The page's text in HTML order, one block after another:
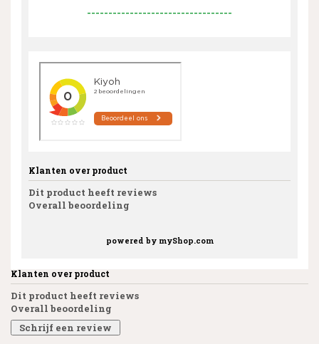
----------------------------------
Klanten over product
Dit product heeft reviews
Overall beoordeling
powered by myShop.com
Klanten over product
Dit product heeft reviews
Overall beoordeling
Schrijf een review